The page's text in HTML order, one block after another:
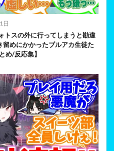
日
トスの外に行ってしまうと勘違
めにかかったブルアカ生徒た
め/反応集】